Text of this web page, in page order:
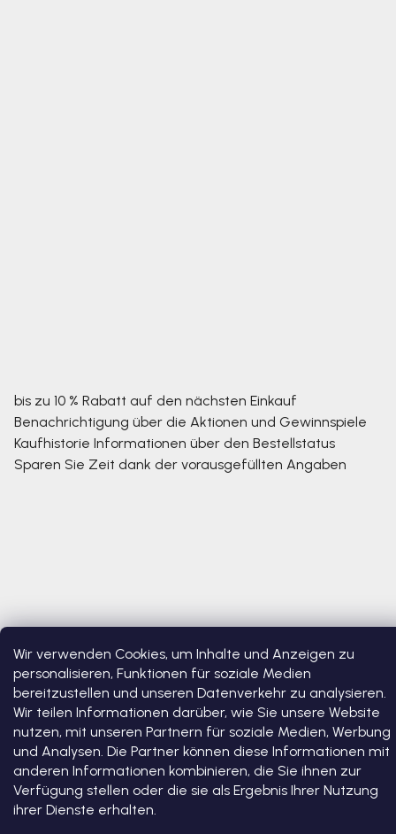
Wir verwenden Cookies, um Inhalte und Anzeigen zu
personalisieren, Funktionen für soziale Medien
bereitzustellen und unseren Datenverkehr zu analysieren.
Wir teilen Informationen darüber, wie Sie unsere Website
nutzen, mit unseren Partnern für soziale Medien, Werbung
und Analysen. Die Partner können diese Informationen mit
anderen Informationen kombinieren, die Sie ihnen zur
Verfügung stellen oder die sie als Ergebnis Ihrer Nutzung
ihrer Dienste erhalten.
bis zu 10 % Rabatt auf den nächsten Einkauf
Benachrichtigung über die Aktionen und Gewinnspiele
Kaufhistorie Informationen über den Bestellstatus
Sparen Sie Zeit dank der vorausgefüllten Angaben
Erstellt von Shoptet Premium
Copyright 2026Bosono. Alle Rechte vorbehalten.Cookie-
Einstellungen ändern